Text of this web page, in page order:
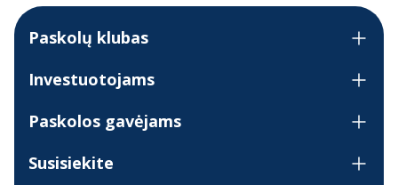
Paskolų klubas
Investuotojams
Paskolos gavėjams
Susisiekite